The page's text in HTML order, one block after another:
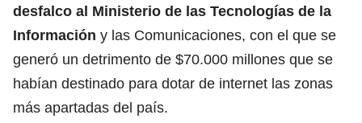
desfalco al Ministerio de las Tecnologías de la
Información y las Comunicaciones, con el que se
generó un detrimento de $70.000 millones que se
habían destinado para dotar de internet las zonas
más apartadas del país.